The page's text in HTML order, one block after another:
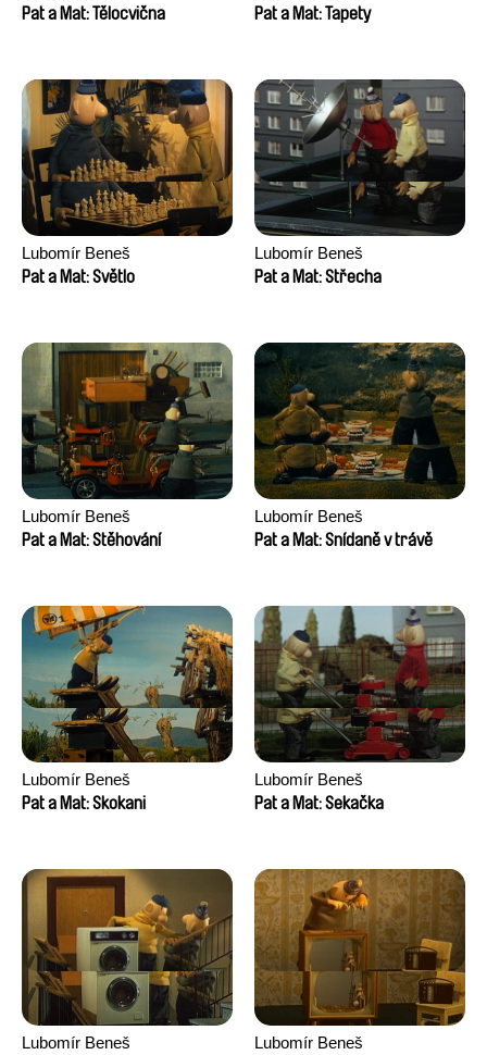
Pat a Mat: Tělocvična
Pat a Mat: Tapety
Lubomír Beneš
Pat a Mat: Světlo
Lubomír Beneš
Pat a Mat: Střecha
Lubomír Beneš
Pat a Mat: Stěhování
Lubomír Beneš
Pat a Mat: Snídaně v trávě
Lubomír Beneš
Pat a Mat: Skokani
Lubomír Beneš
Pat a Mat: Sekačka
Lubomír Beneš
Lubomír Beneš